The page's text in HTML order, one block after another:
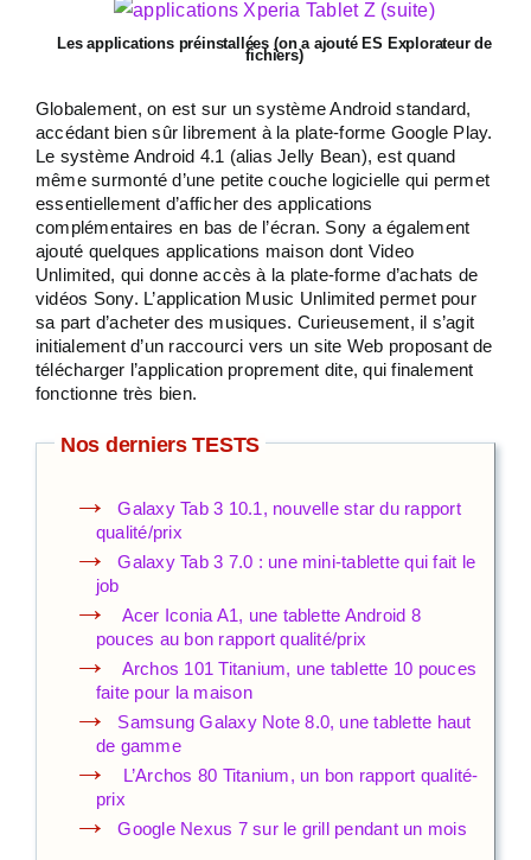
Les applications préinstallées (on a ajouté ES Explorateur de
fichiers)
Globalement, on est sur un système Android standard,
accédant bien sûr librement à la plate-forme Google Play.
Le système Android 4.1 (alias Jelly Bean), est quand
même surmonté d’une petite couche logicielle qui permet
essentiellement d’afficher des applications
complémentaires en bas de l’écran. Sony a également
ajouté quelques applications maison dont Video
Unlimited, qui donne accès à la plate-forme d’achats de
vidéos Sony. L’application Music Unlimited permet pour
sa part d’acheter des musiques. Curieusement, il s’agit
initialement d’un raccourci vers un site Web proposant de
télécharger l’application proprement dite, qui finalement
fonctionne très bien.
Nos derniers TESTS
Galaxy Tab 3 10.1, nouvelle star du rapport
qualité/prix
Galaxy Tab 3 7.0 : une mini-tablette qui fait le
job
Acer Iconia A1, une tablette Android 8
pouces au bon rapport qualité/prix
Archos 101 Titanium, une tablette 10 pouces
faite pour la maison
Samsung Galaxy Note 8.0, une tablette haut
de gamme
L’Archos 80 Titanium, un bon rapport qualité-
prix
Google Nexus 7 sur le grill pendant un mois